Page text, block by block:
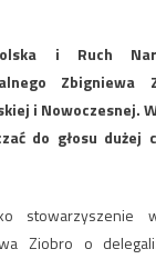
i Ruch
Zbigniewa
i Nowoczesnej.
do głosu dużej
stowarzyszenie
Ziobro o